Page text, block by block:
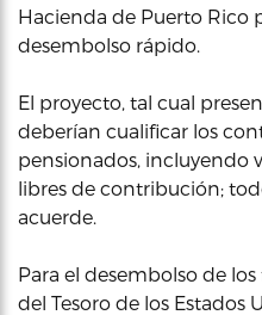
Hacienda de Puerto Rico
desembolso rápido.
El proyecto, tal cual
deberían cualificar los
pensionados, incluyendo
libres de contribución;
acuerde.
Para el desembolso de
del Tesoro de los Estados